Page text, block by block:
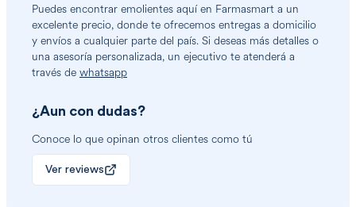
Puedes encontrar emolientes aquí en Farmasmart a un
excelente precio, donde te ofrecemos entregas a domicilio
y envíos a cualquier parte del país. Si deseas más detalles o
una asesoría personalizada, un ejecutivo te atenderá a
través de whatsapp
¿Aun con dudas?
Conoce lo que opinan otros clientes como tú
Ver reviews